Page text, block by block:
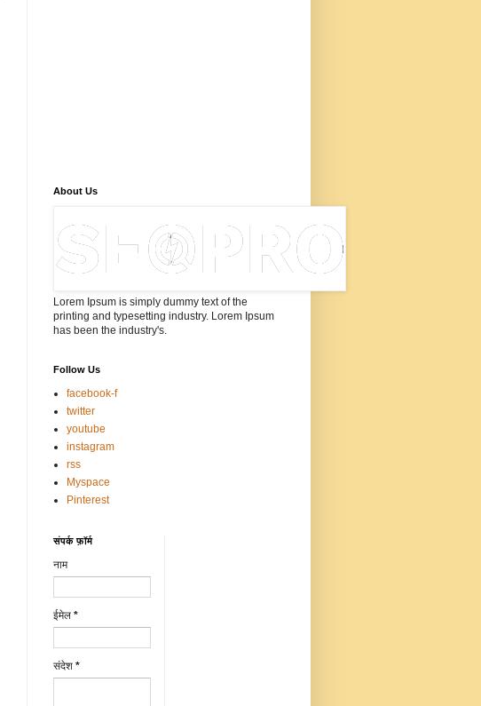
About Us
Lorem Ipsum is simply dummy text of the
printing and typesetting industry. Lorem Ipsum
has been the industry's.
Follow Us
facebook-f
twitter
youtube
instagram
rss
Myspace
Pinterest
संपर्क फ़ॉर्म
नाम
ईमेल *
संदेश *